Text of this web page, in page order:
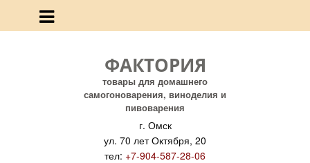
ФАКТОРИЯ
товары для домашнего
самогоноварения, виноделия и
пивоварения
г. Омск
ул. 70 лет Октября, 20
тел: +7-904-587-28-06